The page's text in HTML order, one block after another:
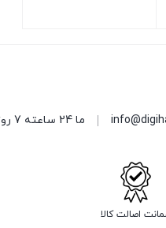
ما 24 ساعته 7 روز هفته پاسخگوی شما هستیم
اصالت کالا